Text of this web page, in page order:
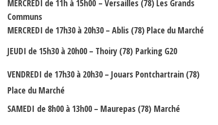
MERCREDI de 11h à 15h00 – Versailles (78) Les Grands
Communs
MERCREDI de 17h30 à 20h30 – Ablis (78) Place du Marché
JEUDI de 15h30 à 20h00 – Thoiry (78) Parking G20
VENDREDI de 17h30 à 20h30 – Jouars Pontchartrain (78)
Place du Marché
SAMEDI de 8h00 à 13h00 – Maurepas (78) Marché